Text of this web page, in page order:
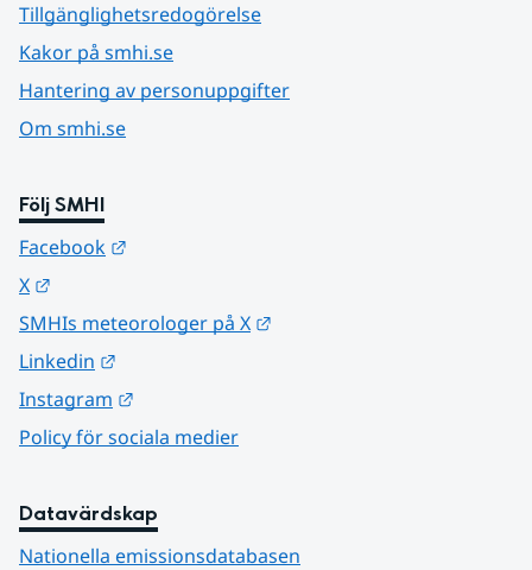
Tillgänglighetsredogörelse
Kakor på smhi.se
Hantering av personuppgifter
Om smhi.se
Följ SMHI
Facebook
X
SMHIs meteorologer på X
Linkedin
Instagram
Policy för sociala medier
Datavärdskap
Nationella emissionsdatabasen